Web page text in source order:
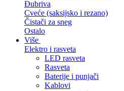
Đubriva
Cveće (saksijsko i rezano)
Čistači za sneg
Ostalo
Više
Elektro i rasveta
LED rasveta
Rasveta
Baterije i punjači
Kablovi